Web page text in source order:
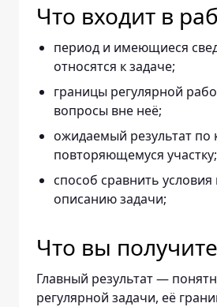
Что входит в
период и имеющиеся
относятся к задаче;
границы регулярной
вопросы вне неё;
ожидаемый результат по
повторяющемуся участку;
способ сравнить
описанию задачи;
Что вы получите
Главный результат —
регулярной задачи, её